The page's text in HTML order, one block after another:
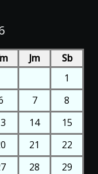
Jm
Sb
1
7
8
14
15
21
22
28
29